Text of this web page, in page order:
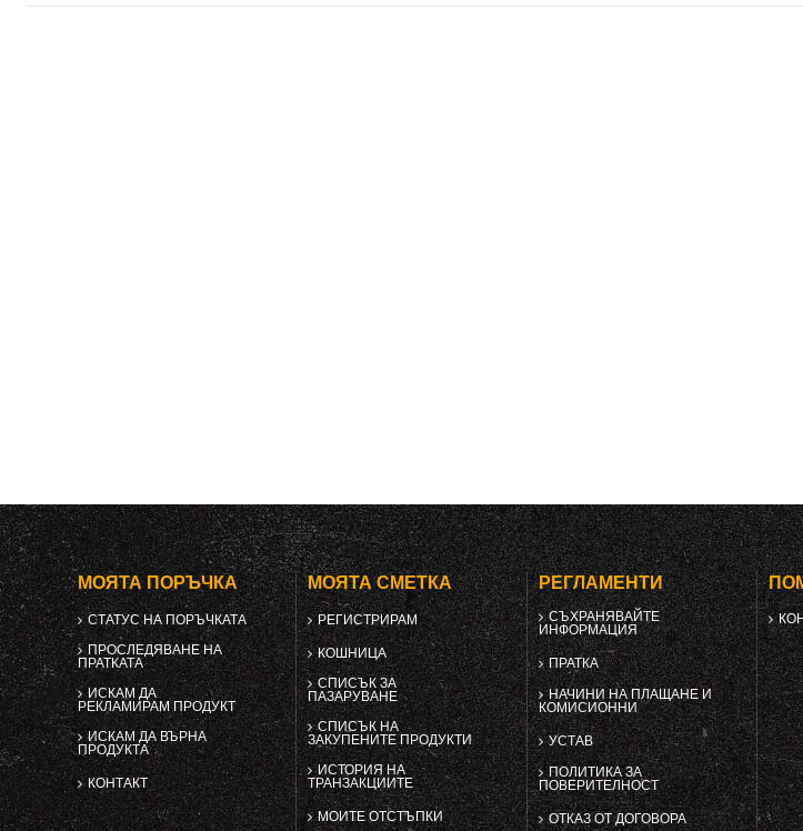
МОЯТА ПОРЪЧКА
СТАТУС НА ПОРЪЧКАТА
ПРОСЛЕДЯВАНЕ НА
ПРАТКАТА
ИСКАМ ДА
РЕКЛАМИРАМ ПРОДУКТ
ИСКАМ ДА ВЪРНА
ПРОДУКТА
КОНТАКТ
МОЯТА СМЕТКА
РЕГИСТРИРАМ
КОШНИЦА
СПИСЪК ЗА
ПАЗАРУВАНЕ
СПИСЪК НА
ЗАКУПЕНИТЕ ПРОДУКТИ
ИСТОРИЯ НА
ТРАНЗАКЦИИТЕ
МОИТЕ ОТСТЪПКИ
РЕГЛАМЕНТИ
СЪХРАНЯВАЙТЕ
ИНФОРМАЦИЯ
ПРАТКА
НАЧИНИ НА ПЛАЩАНЕ И
КОМИСИОННИ
УСТАВ
ПОЛИТИКА ЗА
ПОВЕРИТЕЛНОСТ
ОТКАЗ ОТ ДОГОВОРА